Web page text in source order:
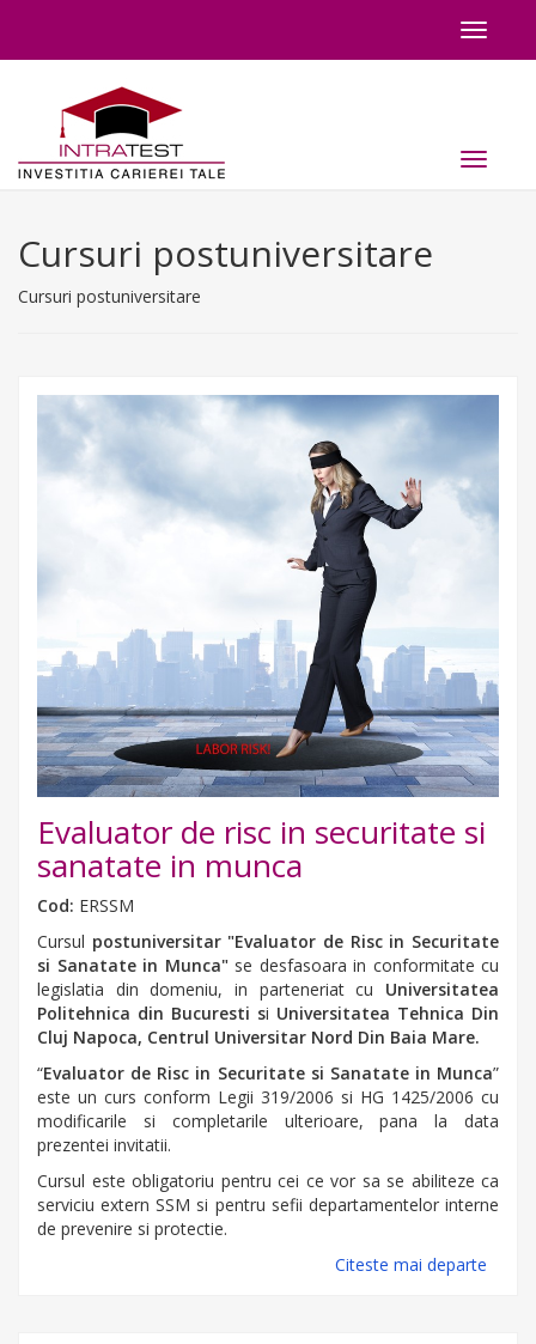
Toggle
Toggle
Cursuri postuniversitare
Cursuri postuniversitare
Evaluator de risc in securitate si
sanatate in munca
Cod: ERSSM
Cursul postuniversitar "Evaluator de Risc in Securitate
si Sanatate in Munca" se desfasoara in conformitate cu
legislatia din domeniu, in parteneriat cu Universitatea
Politehnica din Bucuresti si Universitatea Tehnica Din
Cluj Napoca, Centrul Universitar Nord Din Baia Mare.
“Evaluator de Risc in Securitate si Sanatate in Munca”
este un curs conform Legii 319/2006 si HG 1425/2006 cu
modificarile si completarile ulterioare, pana la data
prezentei invitatii.
Cursul este obligatoriu pentru cei ce vor sa se abiliteze ca
serviciu extern SSM si pentru sefii departamentelor interne
de prevenire si protectie.
Citeste mai departe